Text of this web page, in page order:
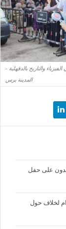
والتاريخ بالدقهلية -
المدينة برس
على حفل
لخلاف حول